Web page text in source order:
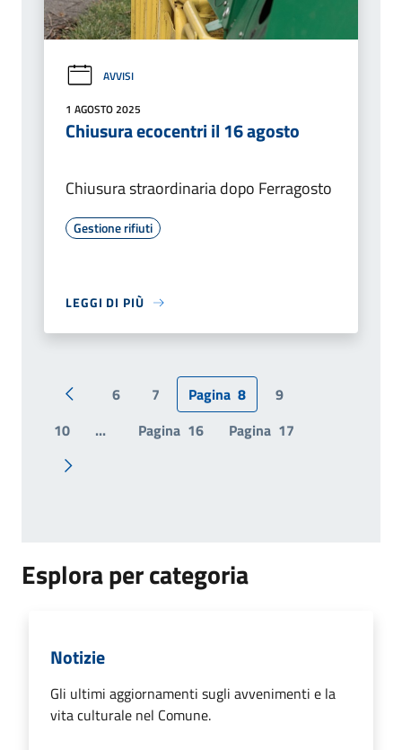
AVVISI
1 AGOSTO 2025
Chiusura ecocentri il 16 agosto
Chiusura straordinaria dopo Ferragosto
Gestione rifiuti
LEGGI DI PIÙ
Pagina precedente
6 7 Pagina 8
9
10
... Pagina 16 Pagina 17
Pagina successiva
Esplora per categoria
Notizie
Gli ultimi aggiornamenti sugli avvenimenti e la
vita culturale nel Comune.